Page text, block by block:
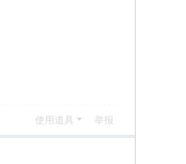
使用道具 举报